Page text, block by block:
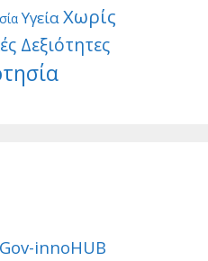
ΥγείαΧωρίς
Δεξιότητες
innoHUB